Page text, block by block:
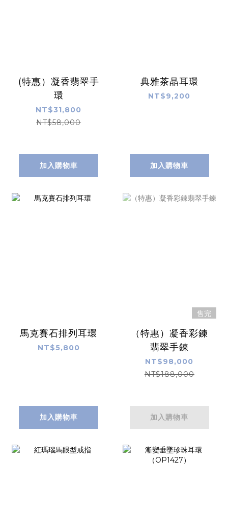
(特惠）凝香翡翠手
環
NT$31,800
NT$58,000
加入購物車
典雅茶晶耳環
NT$9,200
加入購物車
馬克賽石排列耳環
NT$5,800
加入購物車
售完
（特惠）凝香彩鍊
翡翠手鍊
NT$98,000
NT$188,000
加入購物車